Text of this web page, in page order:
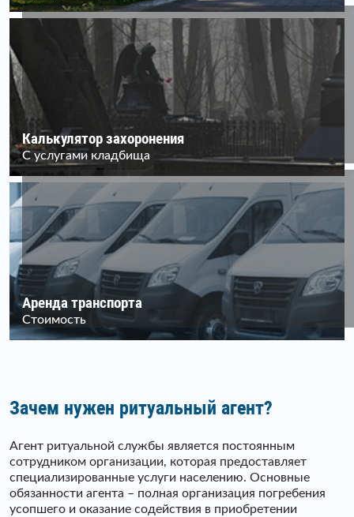
Калькулятор захоронения
С услугами кладбища
Аренда транспорта
Стоимость
Зачем нужен ритуальный агент?
Агент ритуальной службы является постоянным
сотрудником организации, которая предоставляет
специализированные услуги населению. Основные
обязанности агента – полная организация погребения
усопшего и оказание содействия в приобретении